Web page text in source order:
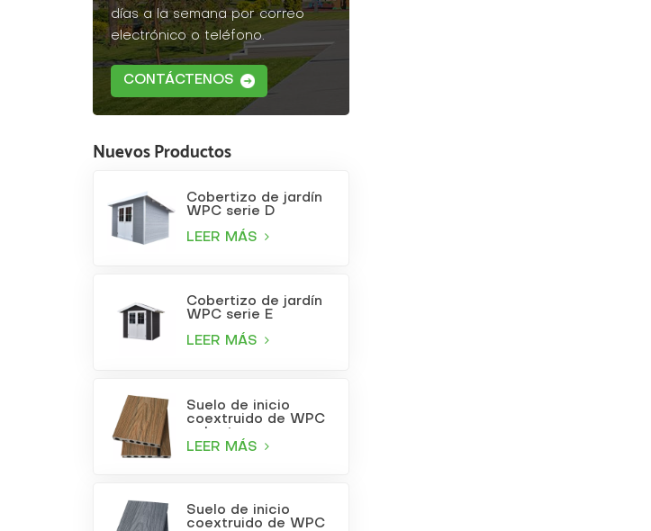
días a la semana por correo
electrónico o teléfono.
CONTÁCTENOS
Nuevos Productos
Cobertizo de jardín
WPC serie D
LEER MÁS
Cobertizo de jardín
WPC serie E
LEER MÁS
Suelo de inicio
coextruido de WPC
LEER MÁS
Suelo de inicio
coextruido de WPC